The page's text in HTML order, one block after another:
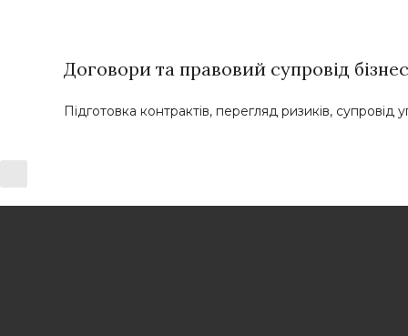
Договори та правовий супровід
Підготовка контрактів, перегляд ризиків, супровід